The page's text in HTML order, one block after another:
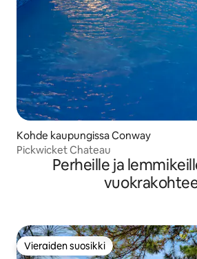
Kohde kaupungissa Conway
Pickwicket Chateau
Perheille ja
Vieraiden suosikki
Vieraiden suosikki